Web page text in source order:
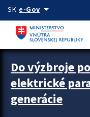
Preskocit na hlavný obsah
SK e-Govarrow_drop_down
Zastavit automatický posun
Do výzbroje
elektrické
generácie